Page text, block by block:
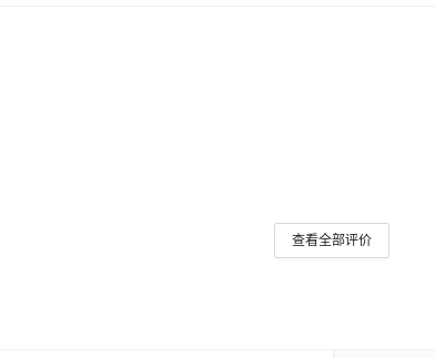
龙首绣春刀
查看全部评价